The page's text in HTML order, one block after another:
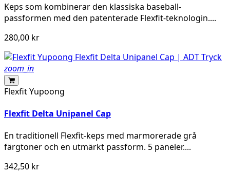
Keps som kombinerar den klassiska baseball-
passformen med den patenterade Flexfit-teknologin....
280,00 kr
zoom_in
Flexfit Yupoong
Flexfit Delta Unipanel Cap
En traditionell Flexfit-keps med marmorerade grå
färgtoner och en utmärkt passform. 5 paneler....
342,50 kr